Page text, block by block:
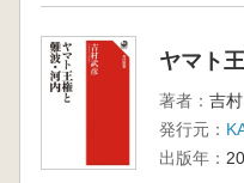
ヤマト
著者： 吉
発行元：
出版年：